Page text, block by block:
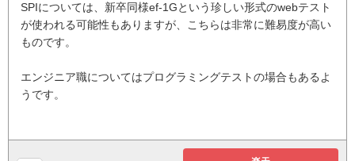
SPIについては、新卒同様ef-1Gという珍しい形式のwebテスト
が使われる可能性もありますが、こちらは非常に難易度が高い
ものです。
エンジニア職についてはプログラミングテストの場合もあるよ
うです。